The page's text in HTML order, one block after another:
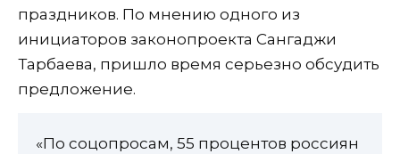
праздников. По мнению одного из
инициаторов законопроекта Сангаджи
Тарбаева, пришло время серьезно обсудить
предложение.
«По соцопросам, 55 процентов россиян